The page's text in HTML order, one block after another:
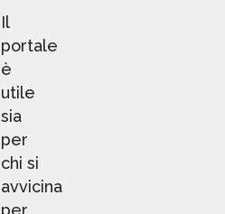
Il
portale
è
utile
sia
per
chi si
avvicina
per